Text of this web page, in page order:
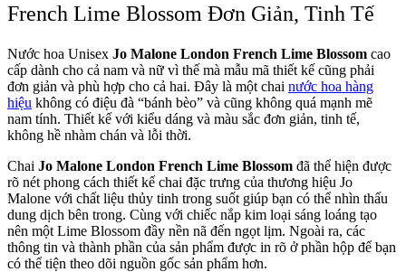
French Lime Blossom Đơn Giản, Tinh Tế
Nước hoa Unisex Jo Malone London French Lime Blossom cao
cấp dành cho cả nam và nữ vì thế mà mẫu mã thiết kế cũng phải
đơn giản và phù hợp cho cả hai. Đây là một chai nước hoa hàng
hiệu không có điệu đà “bánh bèo” và cũng không quá mạnh mẽ
nam tính. Thiết kế với kiểu dáng và màu sắc đơn giản, tinh tế,
không hề nhàm chán và lỗi thời.
Chai Jo Malone London French Lime Blossom đã thể hiện được
rõ nét phong cách thiết kế chai đặc trưng của thương hiệu Jo
Malone với chất liệu thủy tinh trong suốt giúp bạn có thể nhìn thấu
dung dịch bên trong. Cùng với chiếc nắp kim loại sáng loáng tạo
nên một Lime Blossom đầy nền nã đến ngọt lịm. Ngoài ra, các
thông tin và thành phần của sản phẩm được in rõ ở phần hộp để bạn
có thể tiện theo dõi nguồn gốc sản phẩm hơn.